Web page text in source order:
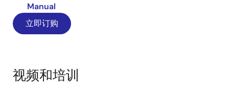
Manual
立即订购
视频和培训